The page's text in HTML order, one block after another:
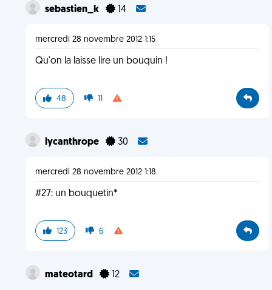
sebastien_k 14
mercredi 28 novembre 2012 1:15
Qu'on la laisse lire un bouquin !
48 11
lycanthrope 30
mercredi 28 novembre 2012 1:18
#27: un bouquetin*
123 6
mateotard 12